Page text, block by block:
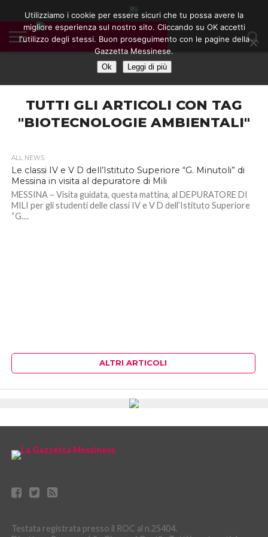
CONTATTI
COOKIE
DIVENTA
HOME
NOTE
TUTTI GLI ARTICOLI CON TAG
"BIOTECNOLOGIE AMBIENTALI"
ALL NEWS
Le classi IV e V D dell’Istituto Superiore “G. Minutoli” di
Messina in visita al depuratore di Mili
MESSINA – Visita guidata, questa mattina, al DEPURATORE DI
MILI per gli studenti delle classi IV e V D dell’Istituto Superiore
“G....
ALTRI ARTICOLI
Testata registrata presso il ROC al n.25404.
Utilizziamo i cookie per essere sicuri che tu possa avere la
migliore esperienza sul nostro sito. Cliccando su OK accetti
l'utilizzo degli stessi. Buon proseguimento con le pagine della
Gazzetta Messinese.
Ok Leggi di più